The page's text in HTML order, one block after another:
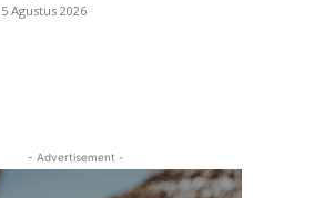
5 Agustus 2026
- Advertisement -